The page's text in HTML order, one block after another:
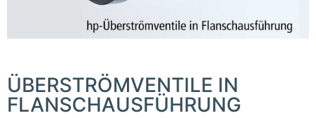
ÜBERSTRÖMVENTILE IN
FLANSCHAUSFÜHRUNG